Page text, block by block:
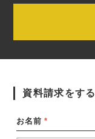
資料請求をする
お名前 *